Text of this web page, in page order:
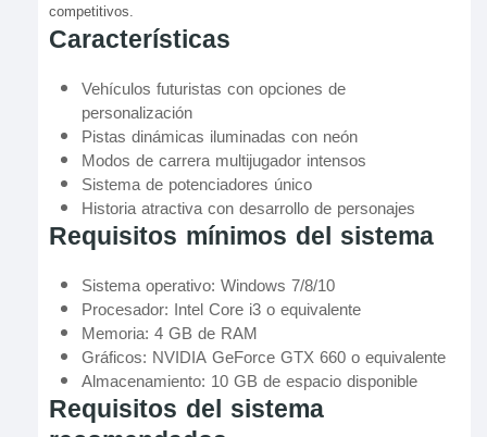
competitivos.
Características
Vehículos futuristas con opciones de
personalización
Pistas dinámicas iluminadas con neón
Modos de carrera multijugador intensos
Sistema de potenciadores único
Historia atractiva con desarrollo de personajes
Requisitos mínimos del sistema
Sistema operativo: Windows 7/8/10
Procesador: Intel Core i3 o equivalente
Memoria: 4 GB de RAM
Gráficos: NVIDIA GeForce GTX 660 o equivalente
Almacenamiento: 10 GB de espacio disponible
Requisitos del sistema